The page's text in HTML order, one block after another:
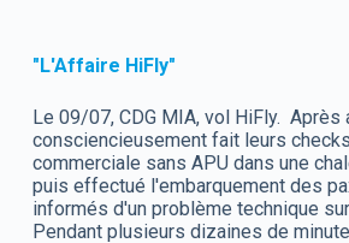
"L'Affaire HiFly"
Le 09/07, CDG MIA, vol HiFly. Après
consciencieusement fait leurs
commerciale sans APU dans une
puis effectué l'embarquement des
informés d'un problème technique
Pendant plusieurs dizaines de